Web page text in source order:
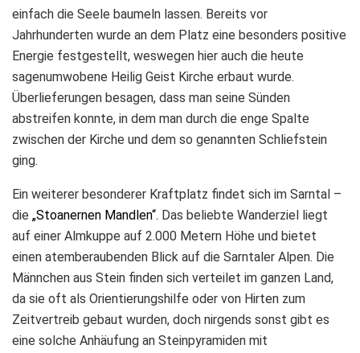
einfach die Seele baumeln lassen. Bereits vor
Jahrhunderten wurde an dem Platz eine besonders positive
Energie festgestellt, weswegen hier auch die heute
sagenumwobene Heilig Geist Kirche erbaut wurde.
Überlieferungen besagen, dass man seine Sünden
abstreifen konnte, in dem man durch die enge Spalte
zwischen der Kirche und dem so genannten Schliefstein
ging.
Ein weiterer besonderer Kraftplatz findet sich im Sarntal –
die „Stoanernen Mandlen“. Das beliebte Wanderziel liegt
auf einer Almkuppe auf 2.000 Metern Höhe und bietet
einen atemberaubenden Blick auf die Sarntaler Alpen. Die
Männchen aus Stein finden sich verteilet im ganzen Land,
da sie oft als Orientierungshilfe oder von Hirten zum
Zeitvertreib gebaut wurden, doch nirgends sonst gibt es
eine solche Anhäufung an Steinpyramiden mit